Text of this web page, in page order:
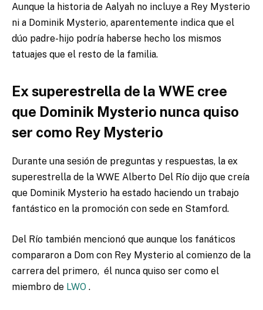
Aunque la historia de Aalyah no incluye a Rey Mysterio
ni a Dominik Mysterio, aparentemente indica que el
dúo padre-hijo podría haberse hecho los mismos
tatuajes que el resto de la familia.
Ex superestrella de la WWE cree
que Dominik Mysterio nunca quiso
ser como Rey Mysterio
Durante una sesión de preguntas y respuestas, la ex
superestrella de la WWE Alberto Del Río dijo que creía
que Dominik Mysterio ha estado haciendo un trabajo
fantástico en la promoción con sede en Stamford.
Del Río también mencionó que aunque los fanáticos
compararon a Dom con Rey Mysterio al comienzo de la
carrera del primero, él nunca quiso ser como el
miembro de LWO .